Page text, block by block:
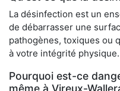
La désinfection est un
de débarrasser une
pathogènes, toxiques ou
à votre intégrité physique.
Pourquoi est-ce
même à Vireux-